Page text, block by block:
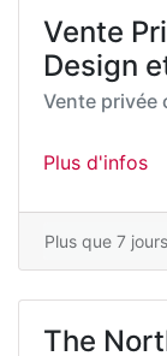
Vente
Design
Vente privée
Plus d'infos
Plus que 7 jours
The